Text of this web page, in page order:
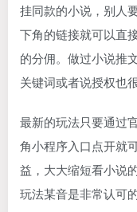
挂同款的小说，别人
下角的链接就可以直
的分佣。做过小说推
关键词或者说授权也很
最新的玩法只要通过
角小程序入口点开就
益，大大缩短看小说
玩法某音是非常认可